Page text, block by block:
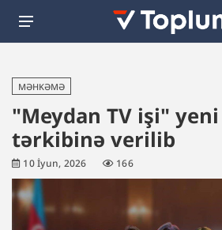
MƏHKƏMƏ
"Meydan TV işi"
tərkibinə verilib
10 İyun, 2026 166